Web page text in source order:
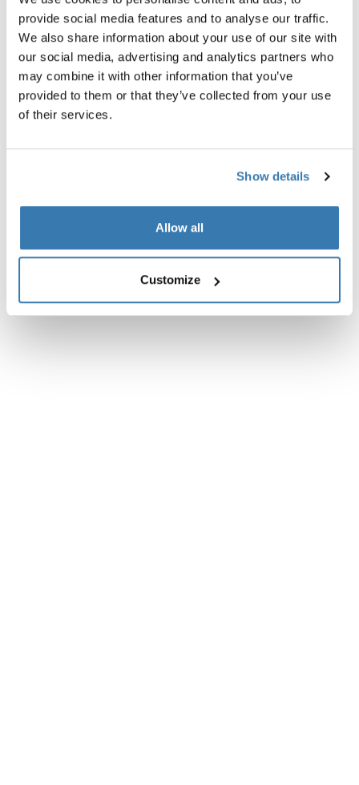
provide social media features and to analyse our traffic.
We also share information about your use of our site with
our social media, advertising and analytics partners who
may combine it with other information that you’ve
provided to them or that they’ve collected from your use
of their services.
Show details
Allow all
Customize
Toggle overview
Descripción del producto
Toggle features
Todas las características